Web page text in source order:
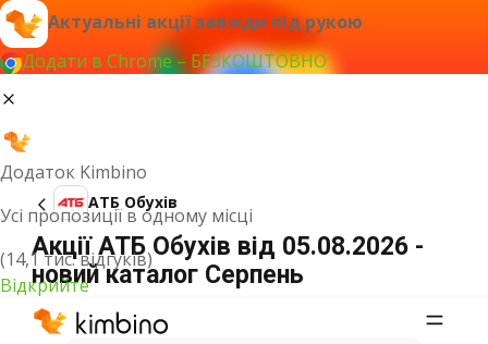
Актуальні акції завжди під рукою
Додати в Chrome – БЕЗКОШТОВНО
Додаток Kimbino
Усі пропозиції в одному місці
(14,1 тис. відгуків)
Відкрийте
АТБ Обухів
Акції АТБ Обухів від 05.08.2026 -
новий каталог Серпень